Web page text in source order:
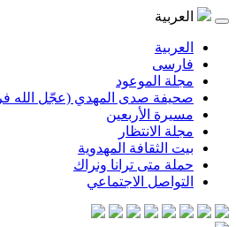
المهدي (عجّل الله فرجه)
المهدوية
ترانا ونراك
الاجتماعي